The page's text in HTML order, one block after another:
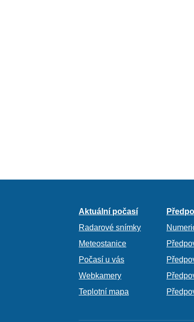
Aktuální počasí
Radarové snímky
Meteostanice
Počasí u vás
Webkamery
Teplotní mapa